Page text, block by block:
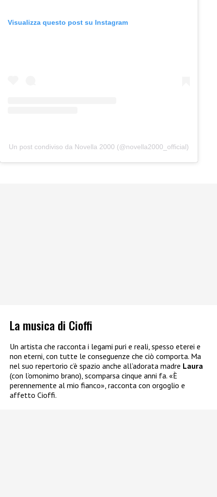
Visualizza questo post su Instagram
Un post condiviso da Novella 2000 (@novella2000_official)
La musica di Cioffi
Un artista che racconta i legami puri e reali, spesso eterei e
non eterni, con tutte le conseguenze che ciò comporta. Ma
nel suo repertorio c’è spazio anche all’adorata madre Laura
(con l’omonimo brano), scomparsa cinque anni fa. «È
perennemente al mio fianco», racconta con orgoglio e
affetto Cioffi.